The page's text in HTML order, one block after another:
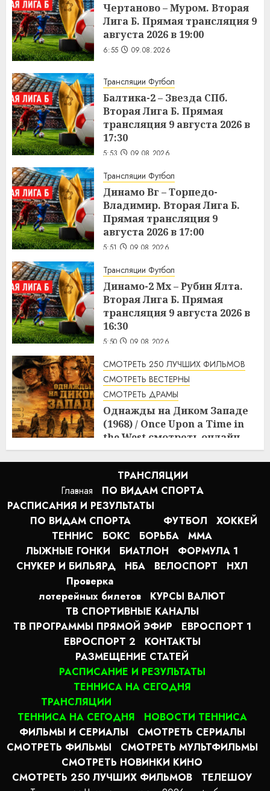
Чертаново – Муром. Вторая
Лига Б. Прямая трансляция 9
августа 2026 в 19:00
6:55 09.08.2026
Трансляции Футбол
Балтика-2 – Звезда СПб.
Вторая Лига Б. Прямая
трансляция 9 августа 2026 в
17:30
5:53 09.08.2026
Трансляции Футбол
Динамо Вг – Торпедо-
Владимир. Вторая Лига Б.
Прямая трансляция 9
августа 2026 в 17:00
5:51 09.08.2026
Трансляции Футбол
Динамо-2 Мх – Рубин Ялта.
Вторая Лига Б. Прямая
трансляция 9 августа 2026 в
16:30
5:50 09.08.2026
СМОТРЕТЬ 250 ЛУЧШИХ ФИЛЬМОВ
СМОТРЕТЬ ВЕСТЕРНЫ
СМОТРЕТЬ ДРАМЫ
Однажды на Диком Западе
(1968) / Once Upon a Time in
the West смотреть онлайн
5:08 09.08.2026
Главная
ТРАНСЛЯЦИИ
ПО ВИДАМ СПОРТA
РАСПИСАНИЯ И РЕЗУЛЬТАТЫ
ПО ВИДАМ СПОРТА
ФУТБОЛ
ХОККЕЙ
ТЕННИС
БОКС БОРЬБА
MMA
ЛЫЖНЫЕ ГОНКИ
БИАТЛОН
ФОРМУЛА 1
СНУКЕР И БИЛЬЯРД
НБА ВЕЛОСПОРТ
НХЛ
Проверка
лотерейных билетов
КУРСЫ ВАЛЮТ
ТВ СПОРТИВНЫЕ КАНАЛЫ
ТВ ПРОГРАММЫ ПРЯМОЙ ЭФИР
ЕВРОСПОРТ 1
ЕВРОСПОРТ 2
КОНТАКТЫ
РАЗМЕЩЕНИЕ СТАТЕЙ
РАСПИСАНИЕ И РЕЗУЛЬТАТЫ
ТЕННИСА НА СЕГОДНЯ
ТРАНСЛЯЦИИ
ТЕННИСА НА СЕГОДНЯ
НОВОСТИ ТЕННИСА
ФИЛЬМЫ И СЕРИАЛЫ
СМОТРЕТЬ СЕРИАЛЫ
СМОТРЕТЬ ФИЛЬМЫ
СМОТРЕТЬ МУЛЬТФИЛЬМЫ
СМОТРЕТЬ НОВИНКИ КИНО
СМОТРЕТЬ 250 ЛУЧШИХ ФИЛЬМОВ
ТЕЛЕШОУ